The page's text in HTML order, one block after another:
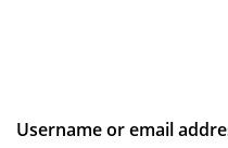
Username or email